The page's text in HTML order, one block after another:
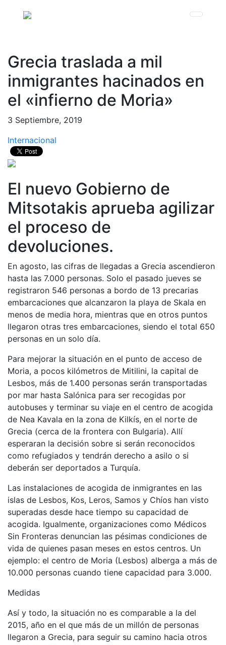
Grecia traslada a mil
inmigrantes hacinados en
el «infierno de Moria»
3 Septiembre, 2019
Internacional
El nuevo Gobierno de
Mitsotakis aprueba agilizar
el proceso de
devoluciones.
En agosto, las cifras de llegadas a Grecia ascendieron
hasta las 7.000 personas. Solo el pasado jueves se
registraron 546 personas a bordo de 13 precarias
embarcaciones que alcanzaron la playa de Skala en
menos de media hora, mientras que en otros puntos
llegaron otras tres embarcaciones, siendo el total 650
personas en un solo día.
Para mejorar la situación en el punto de acceso de
Moria, a pocos kilómetros de Mitilini, la capital de
Lesbos, más de 1.400 personas serán transportadas
por mar hasta Salónica para ser recogidas por
autobuses y terminar su viaje en el centro de acogida
de Nea Kavala en la zona de Kilkís, en el norte de
Grecia (cerca de la frontera con Bulgaria). Allí
esperaran la decisión sobre si serán reconocidos
como refugiados y tendrán derecho a asilo o si
deberán ser deportados a Turquía.
Las instalaciones de acogida de inmigrantes en las
islas de Lesbos, Kos, Leros, Samos y Chíos han visto
superadas desde hace tiempo su capacidad de
acogida. Igualmente, organizaciones como Médicos
Sin Fronteras denuncian las pésimas condiciones de
vida de quienes pasan meses en estos centros. Un
ejemplo: el centro de Moria (Lesbos) alberga a más de
10.000 personas cuando tiene capacidad para 3.000.
Medidas
Así y todo, la situación no es comparable a la del
2015, año en el que más de un millón de personas
llegaron a Grecia, para seguir su camino hacia otros